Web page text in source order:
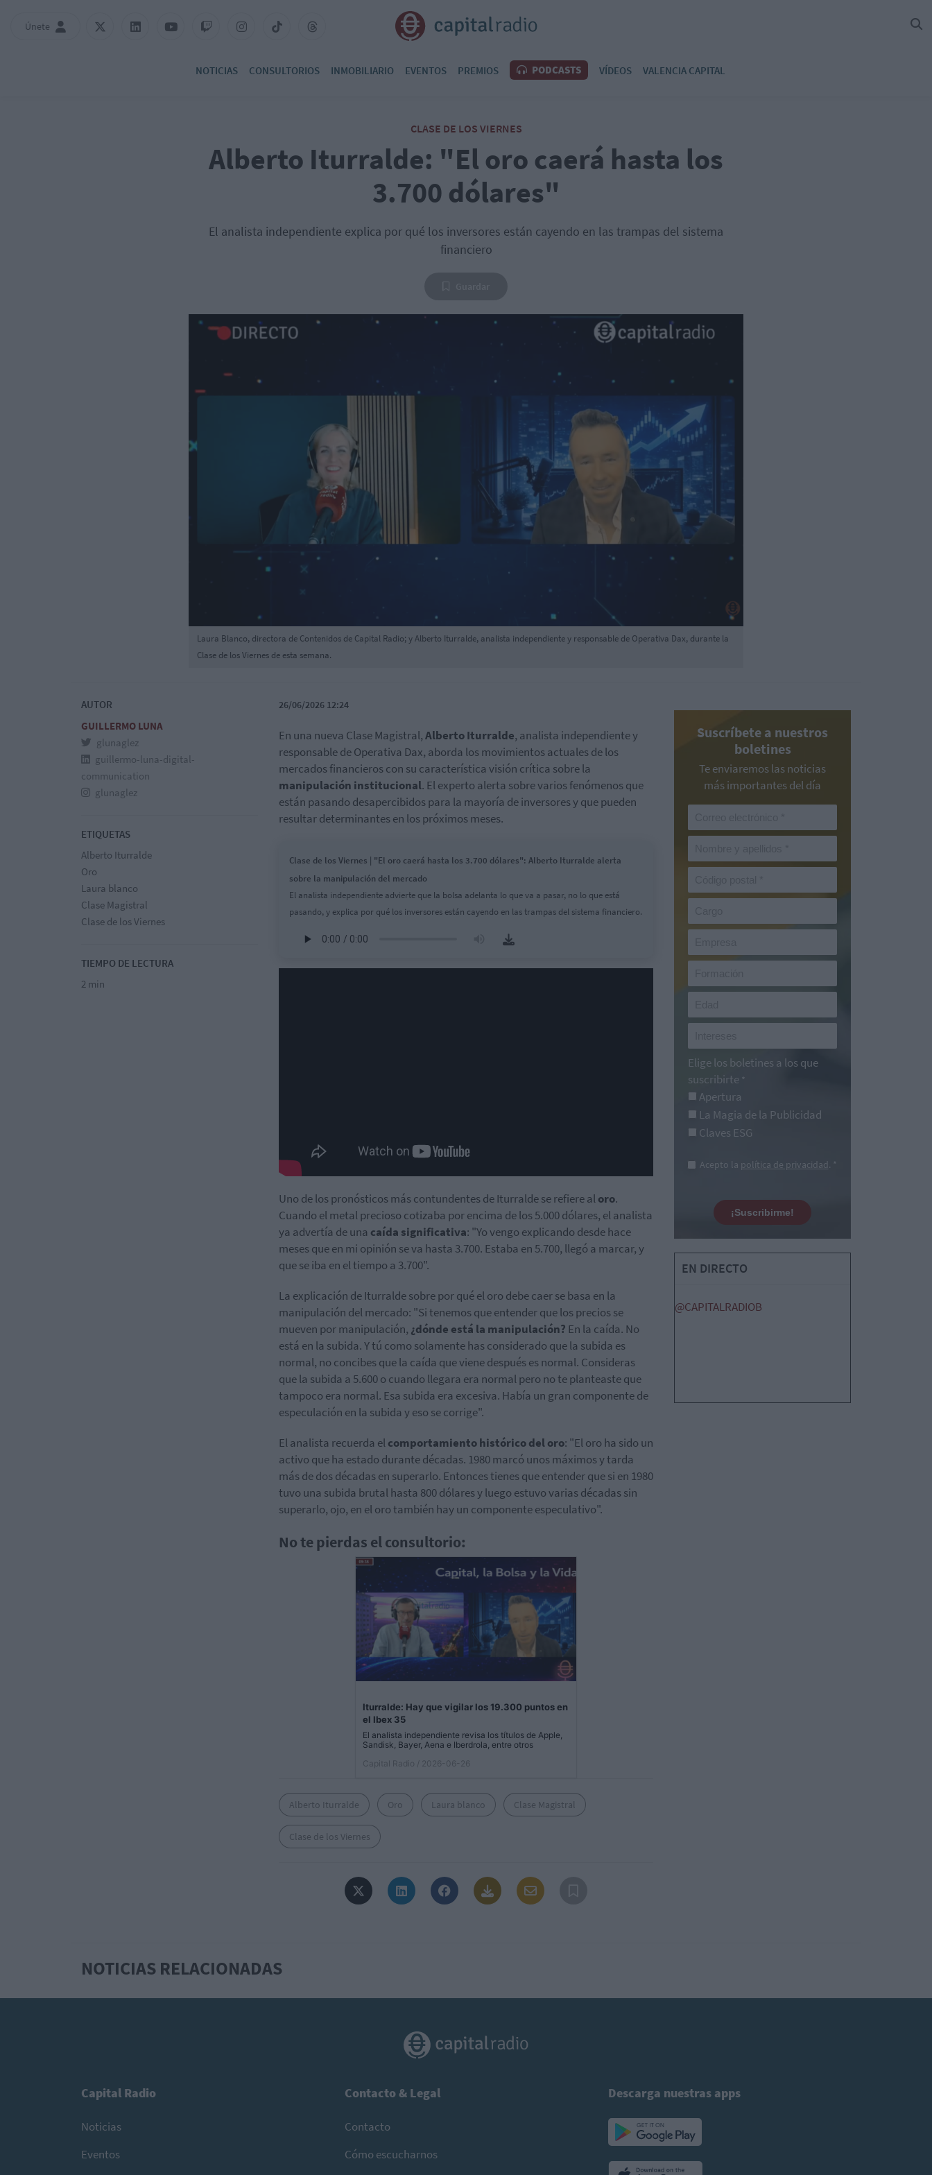
Únete
NOTICIAS CONSULTORIOS INMOBILIARIO EVENTOS PREMIOS PODCASTS VÍDEOS VALENCIA CAPITAL
CLASE DE LOS VIERNES
Alberto Iturralde: "El oro caerá hasta los
3.700 dólares"
El analista independiente explica por qué los inversores están cayendo en las trampas del sistema
financiero
Laura Blanco, directora de Contenidos de Capital Radio; y Alberto Iturralde, analista independiente y responsable de Operativa Dax, durante la
Clase de los Viernes de esta semana.
AUTOR
GUILLERMO LUNA
glunaglez
guillermo-luna-digital-
communication
glunaglez
ETIQUETAS
Alberto Iturralde
Oro
Laura blanco
Clase Magistral
Clase de los Viernes
TIEMPO DE LECTURA
2 min
26/06/2026 12:24
En una nueva Clase Magistral,Alberto Iturralde, analista independiente y
responsable de Operativa Dax, aborda los movimientos actuales de los
mercados financieros con su característica visión crítica sobre la
manipulación institucional. El experto alerta sobre varios fenómenos que
están pasando desapercibidos para la mayoría de inversores y que pueden
resultar determinantes en los próximos meses.
Clase de los Viernes | "El oro caerá hasta los 3.700 dólares": Alberto Iturralde alerta
sobre la manipulación del mercado
El analista independiente advierte que la bolsa adelanta lo que va a pasar, no lo que está
pasando, y explica por qué los inversores están cayendo en las trampas del sistema financiero.
Uno de los pronósticos más contundentes de Iturralde se refiere aloro.
Cuando el metal precioso cotizaba por encima de los 5.000 dólares, el analista
ya advertía de una caída significativa: "Yo vengo explicando desde hace
meses que en mi opinión se va hasta 3.700. Estaba en 5.700, llegó a marcar, y
que se iba en el tiempo a 3.700".
La explicación de Iturralde sobre por qué el oro debe caer se basa en la
manipulación del mercado: "Si tenemos que entender que los precios se
mueven por manipulación, ¿dónde está la manipulación? En la caída. No
está en la subida. Y tú como solamente has considerado que la subida es
normal, no concibes que la caída que viene después es normal. Consideras
que la subida a 5.600 o cuando llegara era normal pero no te planteaste que
tampoco era normal. Esa subida era excesiva. Había un gran componente de
especulación en la subida y eso se corrige".
El analista recuerda elcomportamiento histórico del oro: "El oro ha sido un
activo que ha estado durante décadas. 1980 marcó unos máximos y tarda
más de dos décadas en superarlo. Entonces tienes que entender que si en 1980
tuvo una subida brutal hasta 800 dólares y luego estuvo varias décadas sin
superarlo, ojo, en el oro también hay un componente especulativo".
No te pierdas el consultorio:
Iturralde: Hay que vigilar los 19.300 puntos en
el Ibex 35
El analista independiente revisa los títulos de Apple,
Sandisk, Bayer, Aena e Iberdrola, entre otros
Capital Radio
/ 2026-06-26
Alberto Iturralde Oro Laura blanco Clase Magistral
Clase de los Viernes
Suscríbete a nuestros
boletines
Te enviaremos las noticias
más importantes del día
Elige los boletines a los que
suscribirte *
Apertura
La Magia de la Publicidad
Claves ESG
Acepto la política de privacidad. *
¡Suscribirme!
EN DIRECTO
@CAPITALRADIOB
NOTICIAS RELACIONADAS
Capital Radio
Noticias
Eventos
Contacto & Legal
Contacto
Cómo escucharnos
Descarga nuestras apps